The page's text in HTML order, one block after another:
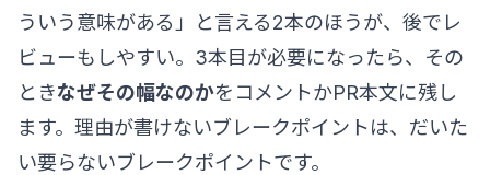
ういう意味がある」と言える2本のほうが、後でレ
ビューもしやすい。3本目が必要になったら、その
ときなぜその幅なのかをコメントかPR本文に残し
ます。理由が書けないブレークポイントは、だいた
い要らないブレークポイントです。